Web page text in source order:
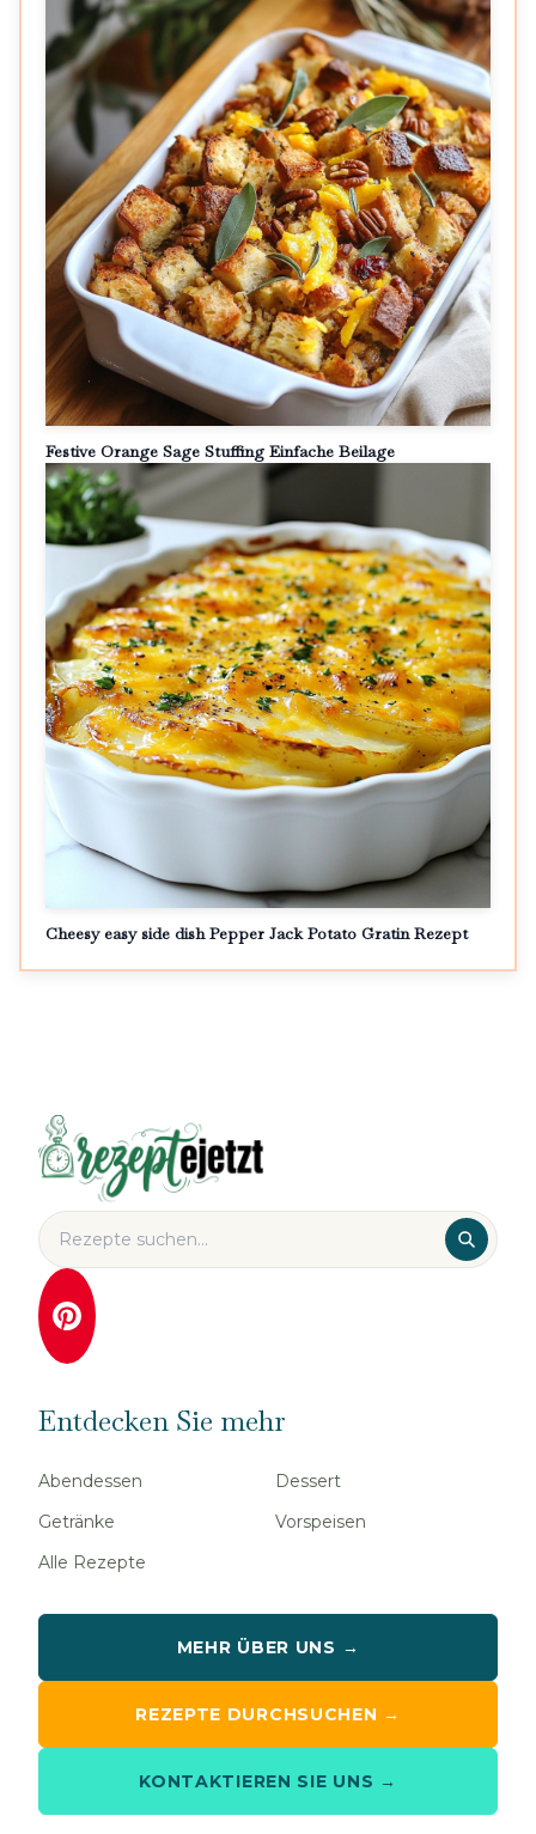
Festive Orange Sage Stuffing Einfache Beilage
Cheesy easy side dish Pepper Jack Potato Gratin Rezept
Entdecken Sie mehr
Abendessen
Dessert
Getränke
Vorspeisen
Alle Rezepte
MEHR ÜBER UNS →
REZEPTE DURCHSUCHEN →
KONTAKTIEREN SIE UNS →